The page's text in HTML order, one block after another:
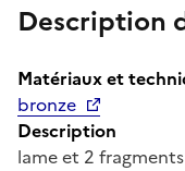
Description
Matériaux et
bronze
Description
lame et 2